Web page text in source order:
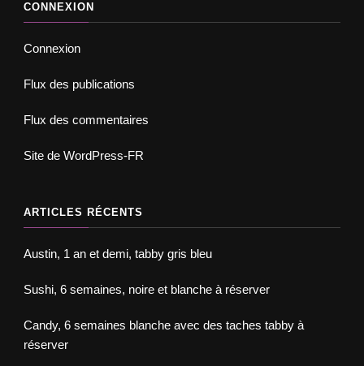
CONNEXION
Connexion
Flux des publications
Flux des commentaires
Site de WordPress-FR
ARTICLES RÉCENTS
Austin, 1 an et demi, tabby gris bleu
Sushi, 6 semaines, noire et blanche à réserver
Candy, 6 semaines blanche avec des taches tabby à
réserver